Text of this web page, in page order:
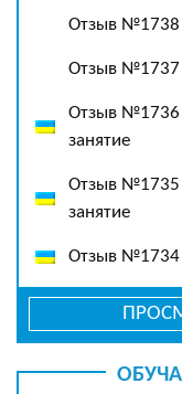
Отзыв №1738
Отзыв №1737
Отзыв №1736
занятие
Отзыв №1735
занятие
Отзыв №1734